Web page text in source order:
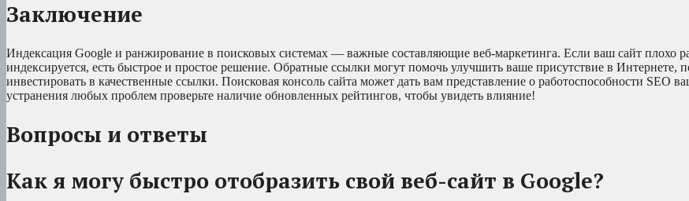
Заключение
Индексация Google и ранжирование в поисковых системах — важные составляющие веб-маркетинга. Если ваш сайт плохо
индексируется, есть быстрое и простое решение. Обратные ссылки могут помочь улучшить ваше присутствие в Интернете,
инвестировать в качественные ссылки. Поисковая консоль сайта может дать вам представление о работоспособности SEO
устранения любых проблем проверьте наличие обновленных рейтингов, чтобы увидеть влияние!
Вопросы и ответы
Как я могу быстро отобразить свой веб-сайт в Google?